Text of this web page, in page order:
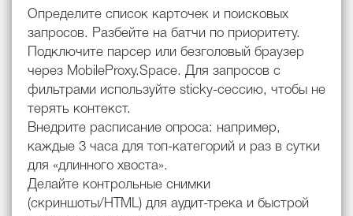
Определите список карточек и поисковых
запросов. Разбейте на батчи по приоритету.
Подключите парсер или безголовый браузер
через MobileProxy.Space. Для запросов с
фильтрами используйте sticky-сессию, чтобы не
терять контекст.
Внедрите расписание опроса: например,
каждые 3 часа для топ-категорий и раз в сутки
для «длинного хвоста».
Делайте контрольные снимки
(скриншоты/HTML) для аудит-трека и быстрой